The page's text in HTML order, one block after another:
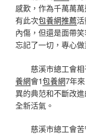
感歎，作為千萬萬
有此次包養網推薦
內傷，但還是面帶
忘記了一切，專心做
慈溪市總工會
養網會1包養網7年
異的典范和不斷改
全新活氣。
慈溪市總工會